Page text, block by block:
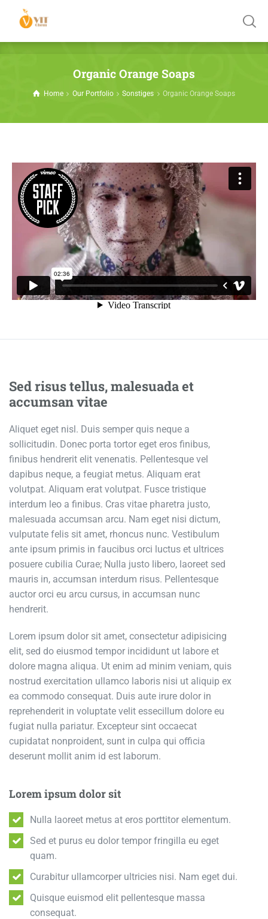
Organic Orange Soaps
Home Our Portfolio Sonstiges Organic Orange Soaps
Sed risus tellus, malesuada et
accumsan vitae
Aliquet eget nisl. Duis semper quis neque a
sollicitudin. Donec porta tortor eget eros finibus,
finibus hendrerit elit venenatis. Pellentesque vel
dapibus neque, a feugiat metus. Aliquam erat
volutpat. Aliquam erat volutpat. Fusce tristique
interdum leo a finibus. Cras vitae pharetra justo,
malesuada accumsan arcu. Nam eget nisi dictum,
vulputate felis sit amet, rhoncus nunc. Vestibulum
ante ipsum primis in faucibus orci luctus et ultrices
posuere cubilia Curae; Nulla justo libero, laoreet sed
mauris in, accumsan interdum risus. Pellentesque
auctor orci eu arcu cursus, in accumsan nunc
hendrerit.
Lorem ipsum dolor sit amet, consectetur adipisicing
elit, sed do eiusmod tempor incididunt ut labore et
dolore magna aliqua. Ut enim ad minim veniam, quis
nostrud exercitation ullamco laboris nisi ut aliquip ex
ea commodo consequat. Duis aute irure dolor in
reprehenderit in voluptate velit essecillum dolore eu
fugiat nulla pariatur. Excepteur sint occaecat
cupidatat nonproident, sunt in culpa qui officia
deserunt mollit anim id est laborum.
Lorem ipsum dolor sit
Nulla laoreet metus at eros porttitor elementum.
Sed et purus eu dolor tempor fringilla eu eget
quam.
Curabitur ullamcorper ultricies nisi. Nam eget dui.
Quisque euismod elit pellentesque massa
consequat.